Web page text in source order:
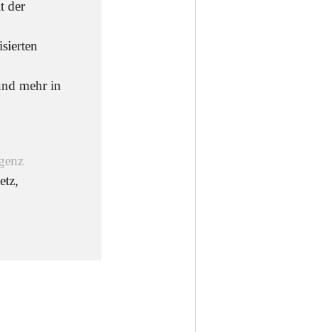
der
mehr in